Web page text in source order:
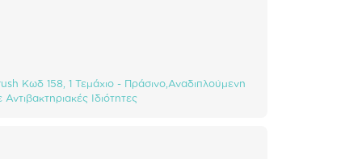
Κωδ 158, 1 Τεμάχιο - Πράσινο,Αναδιπλούμενη
Ιδιότητες